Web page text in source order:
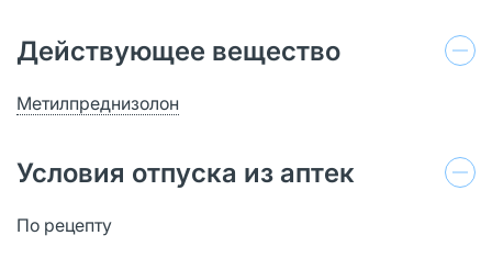
Действующее вещество
Метилпреднизолон
Условия отпуска из аптек
По рецепту